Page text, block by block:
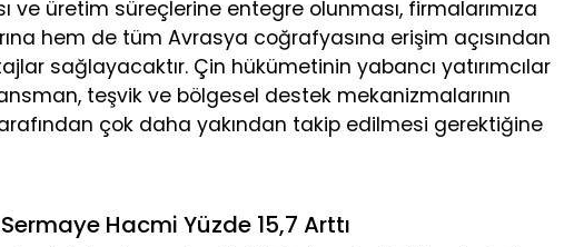
ve üretim süreçlerine entegre olunması, firmalarımıza
hem de tüm Avrasya coğrafyasına erişim açısından
sağlayacaktır. Çin hükümetinin yabancı yatırımcılar
teşvik ve bölgesel destek mekanizmalarının
çok daha yakından takip edilmesi gerektiğine
Hacmi Yüzde 15,7 Arttı